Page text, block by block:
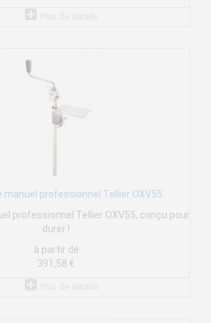
manuel professionnel Tellier OXV55
professionnel Tellier OXV55, conçu pour
durer !
à partir de
391,58 €